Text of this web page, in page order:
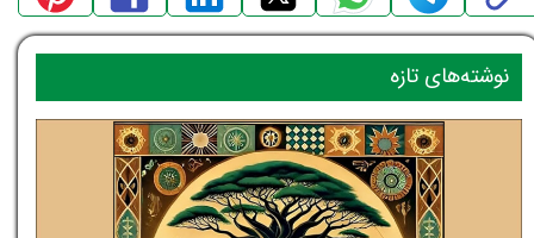
نوشته‌های تازه